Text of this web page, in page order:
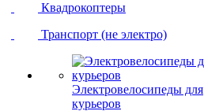
Квадрокоптеры
Транспорт (не электро)
Электровелосипеды для
курьеров